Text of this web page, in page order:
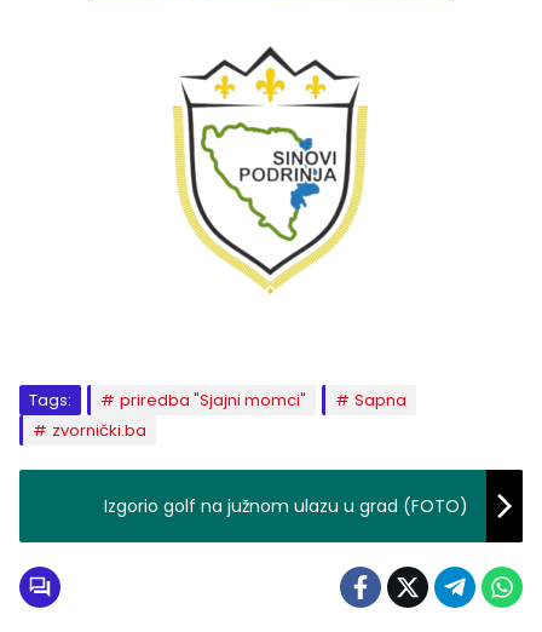
Tags: priredba "Sjajni momci"
Sapna
zvornički.ba
Izgorio golf na južnom ulazu u grad (FOTO)